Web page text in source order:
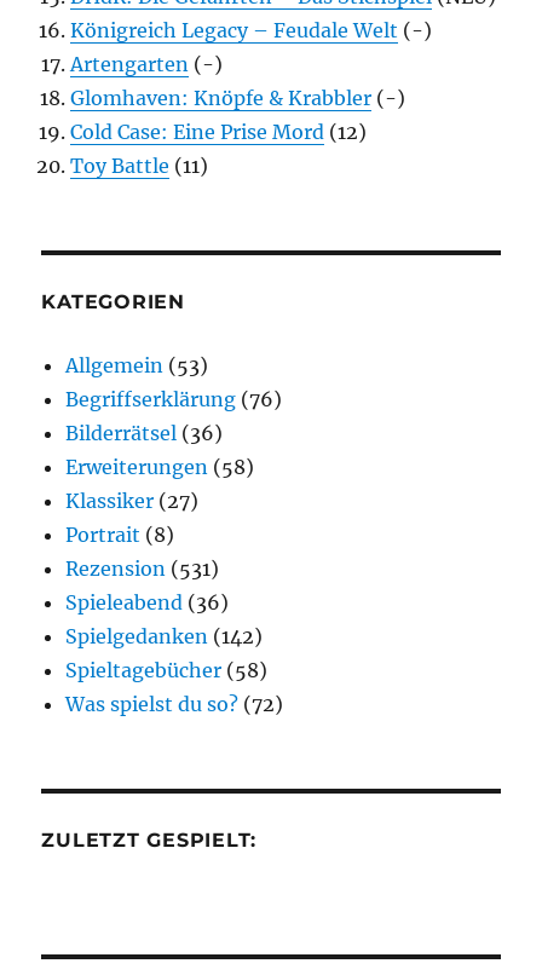
Königreich Legacy – Feudale Welt (-)
Artengarten (-)
Glomhaven: Knöpfe & Krabbler (-)
Cold Case: Eine Prise Mord (12)
Toy Battle (11)
KATEGORIEN
Allgemein (53)
Begriffserklärung (76)
Bilderrätsel (36)
Erweiterungen (58)
Klassiker (27)
Portrait (8)
Rezension (531)
Spieleabend (36)
Spielgedanken (142)
Spieltagebücher (58)
Was spielst du so? (72)
ZULETZT GESPIELT: